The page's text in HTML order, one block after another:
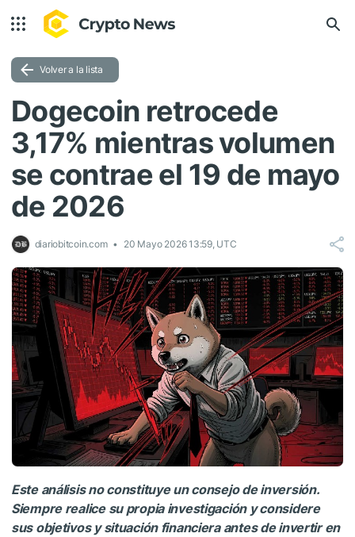
Volver a la lista
Dogecoin retrocede
3,17% mientras volumen
se contrae el 19 de mayo
de 2026
diariobitcoin.com 20 Mayo 2026 13:59, UTC
Este análisis no constituye un consejo de inversión.
Siempre realice su propia investigación y considere
sus objetivos y situación financiera antes de invertir en